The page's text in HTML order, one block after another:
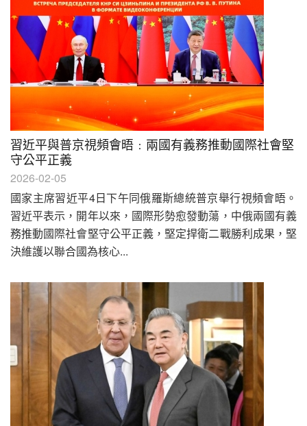
習近平與普京視頻會晤﹕兩國有義務推動國際社會堅
守公平正義
2026-02-05
國家主席習近平4日下午同俄羅斯總統普京舉行視頻會晤。
習近平表示，開年以來，國際形勢愈發動蕩，中俄兩國有義
務推動國際社會堅守公平正義，堅定捍衛二戰勝利成果，堅
決維護以聯合國為核心...